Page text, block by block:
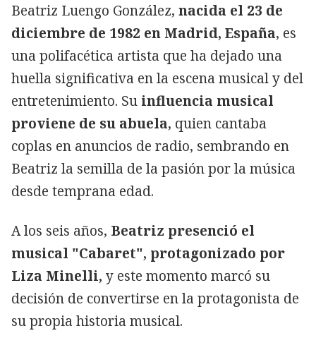
Beatriz Luengo González, nacida el 23 de
diciembre de 1982 en Madrid, España, es
una polifacética artista que ha dejado una
huella significativa en la escena musical y del
entretenimiento. Su influencia musical
proviene de su abuela, quien cantaba
coplas en anuncios de radio, sembrando en
Beatriz la semilla de la pasión por la música
desde temprana edad.
A los seis años, Beatriz presenció el
musical "Cabaret", protagonizado por
Liza Minelli, y este momento marcó su
decisión de convertirse en la protagonista de
su propia historia musical.